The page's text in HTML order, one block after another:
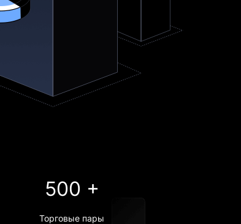
500 +
Торговые пары